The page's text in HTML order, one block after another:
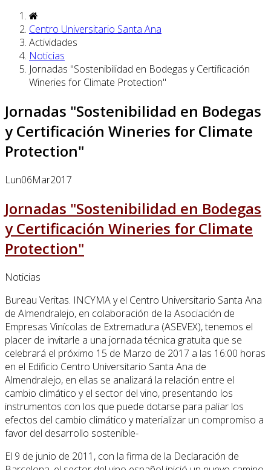
Centro Universitario Santa Ana
Actividades
Noticias
Jornadas "Sostenibilidad en Bodegas y Certificación
Wineries for Climate Protection"
Jornadas "Sostenibilidad en Bodegas
y Certificación Wineries for Climate
Protection"
Lun06Mar2017
Jornadas "Sostenibilidad en Bodegas
y Certificación Wineries for Climate
Protection"
Noticias
Bureau Veritas. INCYMA y el Centro Universitario Santa Ana
de Almendralejo, en colaboración de la Asociación de
Empresas Vinícolas de Extremadura (ASEVEX), tenemos el
placer de invitarle a una jornada técnica gratuita que se
celebrará el próximo 15 de Marzo de 2017 a las 16:00 horas
en el Edificio Centro Universitario Santa Ana de
Almendralejo, en ellas se analizará la relación entre el
cambio climático y el sector del vino, presentando los
instrumentos con los que puede dotarse para paliar los
efectos del cambio climático y materializar un compromiso a
favor del desarrollo sostenible-
El 9 de junio de 2011, con la firma de la Declaración de